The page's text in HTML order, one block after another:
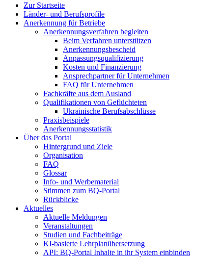
Zur Startseite
Länder- und Berufsprofile
Anerkennung für Betriebe
Anerkennungsverfahren begleiten
Beim Verfahren unterstützen
Anerkennungsbescheid
Anpassungsqualifizierung
Kosten und Finanzierung
Ansprechpartner für Unternehmen
FAQ für Unternehmen
Fachkräfte aus dem Ausland
Qualifikationen von Geflüchteten
Ukrainische Berufsabschlüsse
Praxisbeispiele
Anerkennungsstatistik
Über das Portal
Hintergrund und Ziele
Organisation
FAQ
Glossar
Info- und Werbematerial
Stimmen zum BQ-Portal
Rückblicke
Aktuelles
Aktuelle Meldungen
Veranstaltungen
Studien und Fachbeiträge
KI-basierte Lehrplanübersetzung
API: BQ-Portal Inhalte in ihr System einbinden